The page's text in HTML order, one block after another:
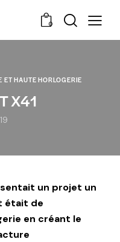
0
ET HAUTE HORLOGERIE
X41
un projet un
était de
en créant le